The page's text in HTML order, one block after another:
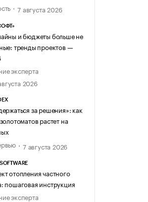
7 августа 2026
и бюджеты больше не
тренды проектов —
эксперта
2026
за решения»: как
растет на
7 августа 2026
отопления частного
пошаговая инструкция
эксперта